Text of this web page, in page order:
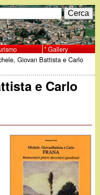
Gallery
Giovan Battista e Carlo
e Carlo